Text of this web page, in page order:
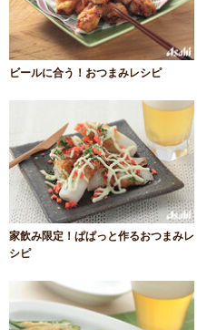
ビールに合う！おつまみレシピ
家飲み限定！ぱぱっと作るおつまみレ
シピ